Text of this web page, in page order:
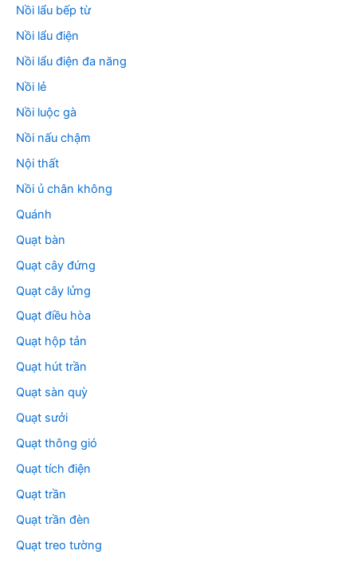
Nồi lẩu bếp từ
Nồi lẩu điện
Nồi lẩu điện đa năng
Nồi lẻ
Nồi luộc gà
Nồi nấu chậm
Nội thất
Nồi ủ chân không
Quánh
Quạt bàn
Quạt cây đứng
Quạt cây lửng
Quạt điều hòa
Quạt hộp tản
Quạt hút trần
Quạt sàn quỳ
Quạt sưởi
Quạt thông gió
Quạt tích điện
Quạt trần
Quạt trần đèn
Quạt treo tường